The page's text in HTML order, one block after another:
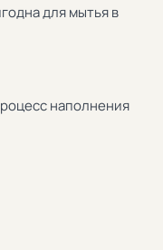
для мытья в
наполнения